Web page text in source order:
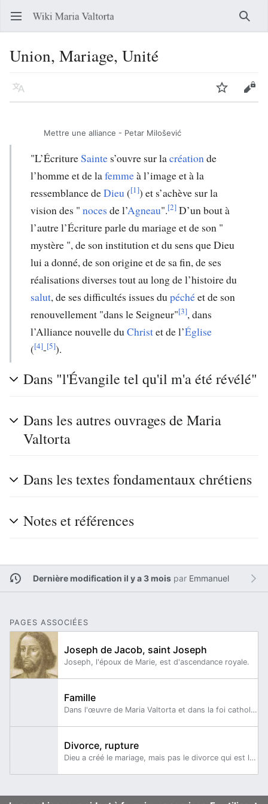
Ouvrir le menu principal
Union, Mariage, Unité
Langue Suivre
Mettre une alliance - Petar Milošević
"L’ÉcritureSainte s’ouvre sur lacréation de
l’homme et de lafemmeà l’image et à la
ressemblance deDieu ([1]) et s’achève sur la
vision des " noces de l’Agneau".[2] D’un bout à
l’autre l’Écriture parle du mariage et de son "
mystère ", de son institution et du sens que Dieu
lui a donné, de son origine et de sa fin, de ses
réalisations diverses tout au long de l’histoire du
salut, de ses difficultés issues du péchéet de son
renouvellement "dans le Seigneur"[3], dans
l’Alliance nouvelle du Christet de l’Église
([4]-[5]).
Dans "l'Évangile tel qu'il m'a été révélé"
Dans les autres ouvrages de Maria
Valtorta
Dans les textes fondamentaux chrétiens
Notes et références
Dernière modification il y a 3 moispar Emmanuel
PAGES ASSOCIÉES
Joseph de Jacob, saint Joseph
Joseph, l'époux de Marie, est d'ascendance royale.
Famille
Dans l'œuvre de Maria Valtorta et dans la foi catholique de manière générale, trois notions de "famille" sont communes : La "Famille de Dieu" qui recouvre l’Église dans son sens universel et dans laquelle sont appelés tous les hommes.
Divorce, rupture
Dieu a créé le mariage, mais pas le divorce qui est la conséquence du péché.